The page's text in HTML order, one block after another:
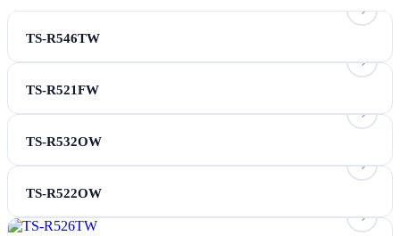
TS-R546TW
TS-R521FW
TS-R532OW
TS-R522OW